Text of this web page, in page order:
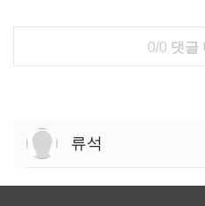
0/0 댓글
류석